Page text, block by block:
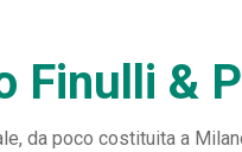
Finulli &
da poco costituita a